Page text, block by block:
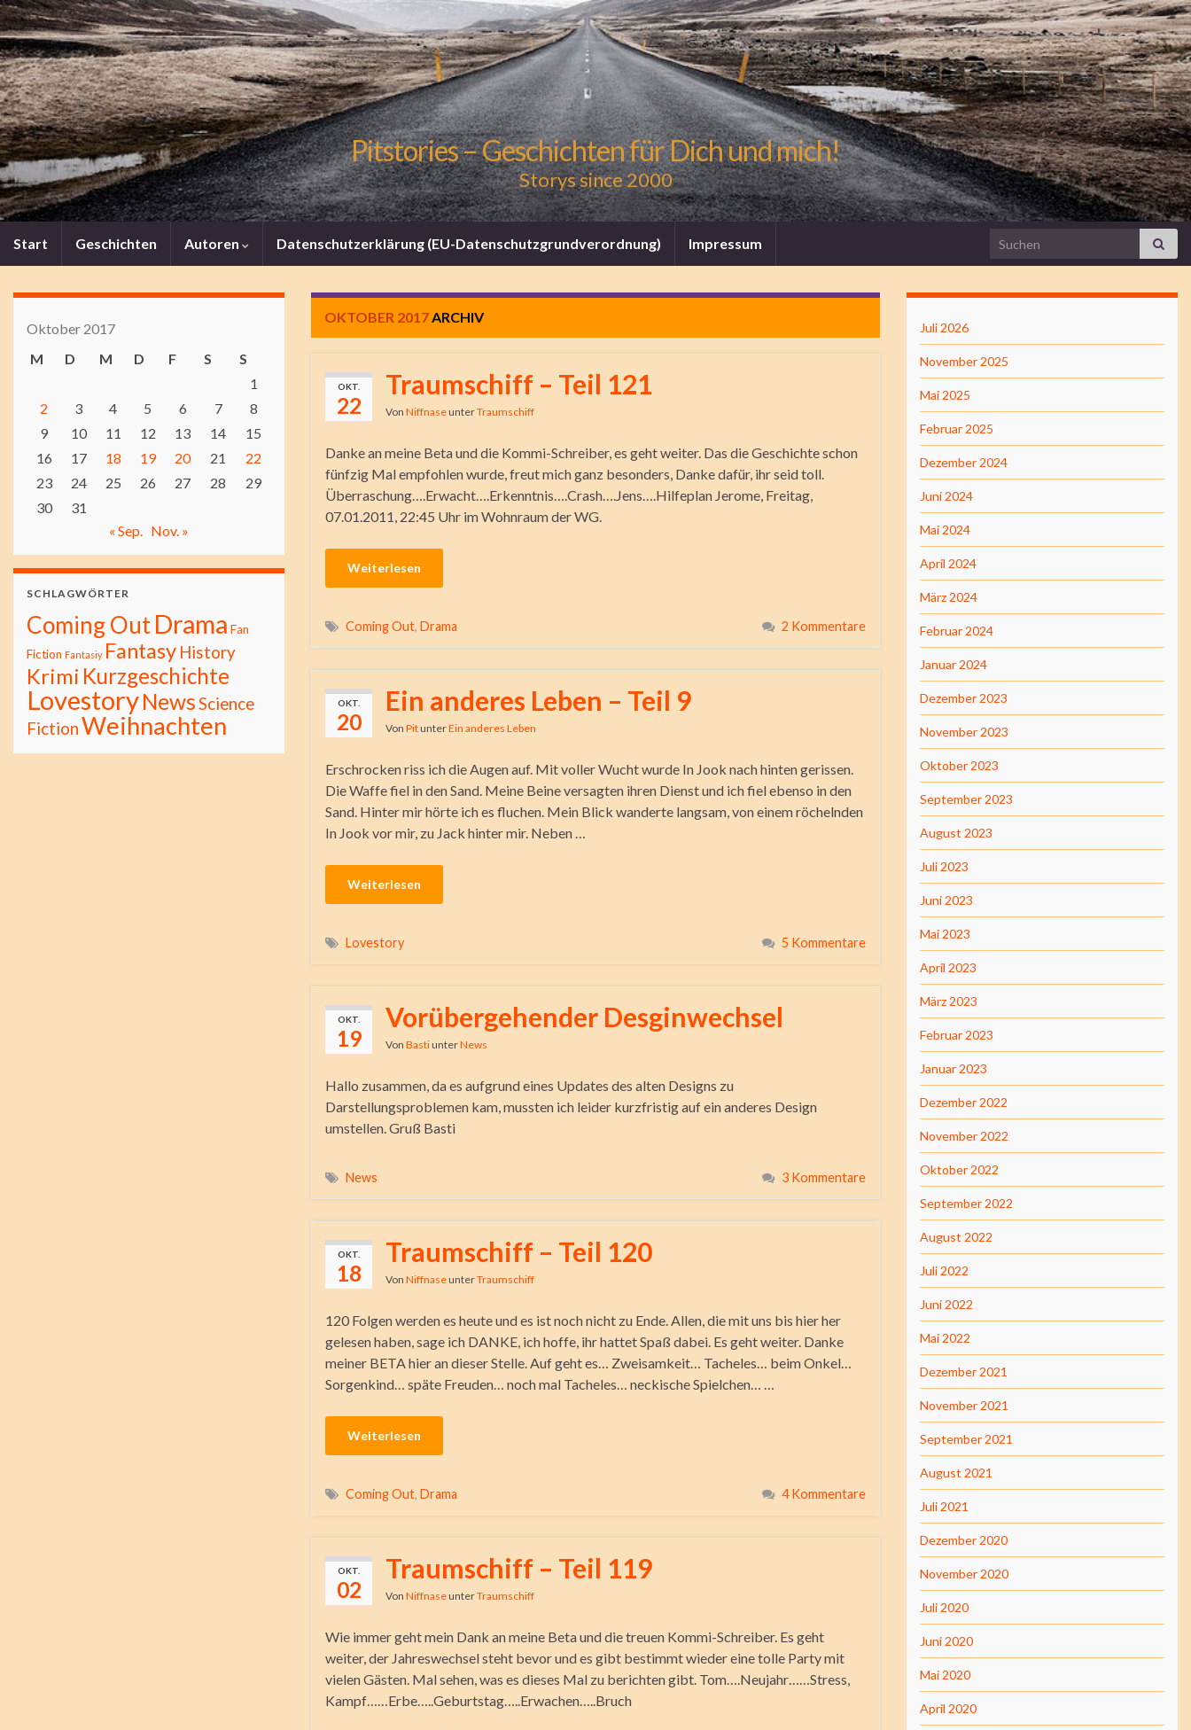
Pitstories – Geschichten für Dich und mich!
Storys since 2000
Start Geschichten Autoren Datenschutzerklärung (EU-Datenschutzgrundverordnung) Impressum Search for:
OKTOBER 2017ARCHIV
OKT.
22
Traumschiff – Teil 121
Von NiffnaseunterTraumschiff
Danke an meine Beta und die Kommi-Schreiber, es geht weiter. Das die Geschichte schon
fünfzig Mal empfohlen wurde, freut mich ganz besonders, Danke dafür, ihr seid toll.
Überraschung….Erwacht….Erkenntnis….Crash….Jens….Hilfeplan Jerome, Freitag,
07.01.2011, 22:45 Uhr im Wohnraum der WG.
Weiterlesen
Coming Out, Drama 2 Kommentare
OKT.
20
Ein anderes Leben – Teil 9
Von PitunterEin anderes Leben
Erschrocken riss ich die Augen auf. Mit voller Wucht wurde In Jook nach hinten gerissen.
Die Waffe fiel in den Sand. Meine Beine versagten ihren Dienst und ich fiel ebenso in den
Sand. Hinter mir hörte ich es fluchen. Mein Blick wanderte langsam, von einem röchelnden
In Jook vor mir, zu Jack hinter mir. Neben …
Weiterlesen
Lovestory 5 Kommentare
OKT.
19
Vorübergehender Desginwechsel
Von BastiunterNews
Hallo zusammen, da es aufgrund eines Updates des alten Designs zu
Darstellungsproblemen kam, mussten ich leider kurzfristig auf ein anderes Design
umstellen. Gruß Basti
News 3 Kommentare
OKT.
18
Traumschiff – Teil 120
Von NiffnaseunterTraumschiff
120 Folgen werden es heute und es ist noch nicht zu Ende. Allen, die mit uns bis hier her
gelesen haben, sage ich DANKE, ich hoffe, ihr hattet Spaß dabei. Es geht weiter. Danke
meiner BETA hier an dieser Stelle. Auf geht es… Zweisamkeit… Tacheles… beim Onkel…
Sorgenkind… späte Freuden… noch mal Tacheles… neckische Spielchen… …
Weiterlesen
Coming Out, Drama 4 Kommentare
OKT.
02
Traumschiff – Teil 119
Von NiffnaseunterTraumschiff
Wie immer geht mein Dank an meine Beta und die treuen Kommi-Schreiber. Es geht
weiter, der Jahreswechsel steht bevor und es gibt bestimmt wieder eine tolle Party mit
vielen Gästen. Mal sehen, was es dieses Mal zu berichten gibt. Tom….Neujahr……Stress,
Kampf……Erbe…..Geburtstag…..Erwachen…..Bruch
Oktober 2017
M
D M D F S
S
1
2
3 4 5 6 7
8
9
10 11 12 13 14
15
16
17 18 19 20 21
22
23
24 25 26 27 28
29
30
31
« Sep. Nov. »
SCHLAGWÖRTER
Coming OutDrama Fan
Fiction Fantasiy Fantasy History
Krimi Kurzgeschichte
LovestoryNewsScience
FictionWeihnachten
Juli 2026
November 2025
Mai 2025
Februar 2025
Dezember 2024
Juni 2024
Mai 2024
April 2024
März 2024
Februar 2024
Januar 2024
Dezember 2023
November 2023
Oktober 2023
September 2023
August 2023
Juli 2023
Juni 2023
Mai 2023
April 2023
März 2023
Februar 2023
Januar 2023
Dezember 2022
November 2022
Oktober 2022
September 2022
August 2022
Juli 2022
Juni 2022
Mai 2022
Dezember 2021
November 2021
September 2021
August 2021
Juli 2021
Dezember 2020
November 2020
Juli 2020
Juni 2020
Mai 2020
April 2020